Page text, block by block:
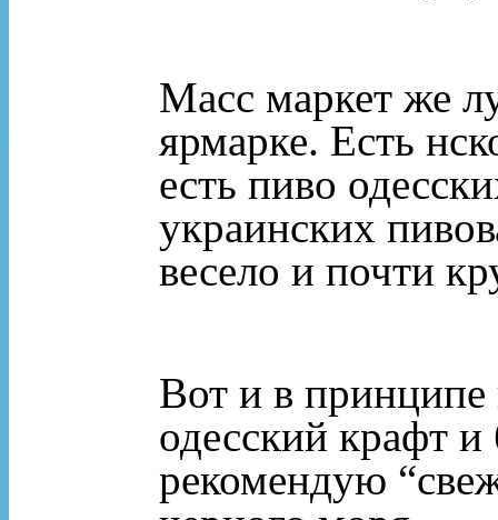
Масс маркет же
ярмарке. Есть
есть пиво
украинских
весело и почти
Вот и в принципе
одесский крафт
рекомендую